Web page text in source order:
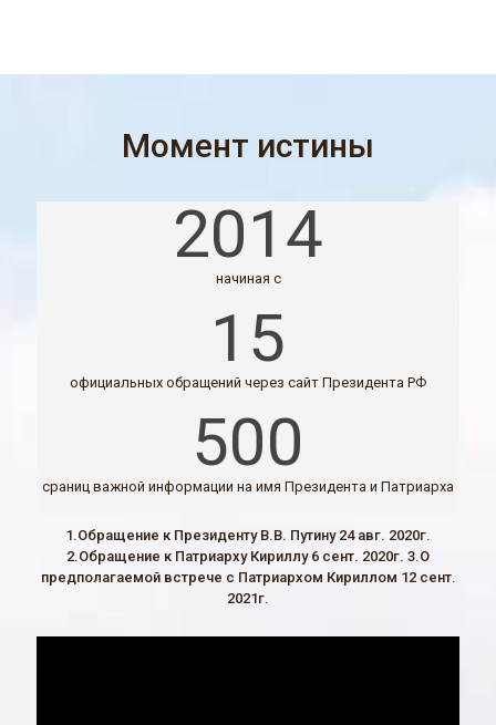
Момент истины
2014
начиная с
15
официальных обращений через сайт Президента РФ
500
сраниц важной информации на имя Президента и Патриарха
1.Обращение к Президенту В.В. Путину 24 авг. 2020г.
2.Обращение к Патриарху Кириллу 6 сент. 2020г. 3.О
предполагаемой встрече с Патриархом Кириллом 12 сент.
2021г.